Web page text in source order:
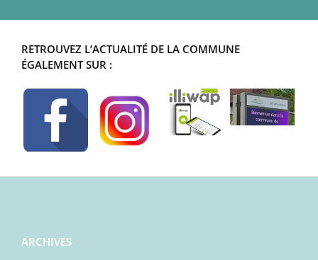
RETROUVEZ L’ACTUALITÉ DE LA COMMUNE
ÉGALEMENT SUR :
ARCHIVES